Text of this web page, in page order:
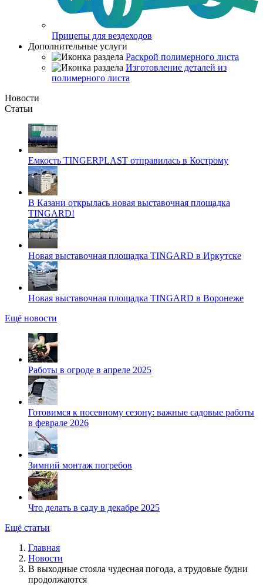
Прицепы для вездеходов
Дополнительные услуги
Раскрой полимерного листа
Изготовление деталей из
полимерного листа
Новости
Статьи
Емкость TINGERPLAST отправилась в Кострому
В Казани открылась новая выставочная площадка
TINGARD!
Новая выставочная площадка TINGARD в Иркутске
Новая выставочная площадка TINGARD в Воронеже
Ещё новости
Работы в огроде в апреле 2025
Готовимся к посевному сезону: важные садовые работы
в феврале 2026
Зимний монтаж погребов
Что делать в саду в декабре 2025
Ещё статьи
Главная
Новости
В выходные стояла чудесная погода, а трудовые будни
продолжаются